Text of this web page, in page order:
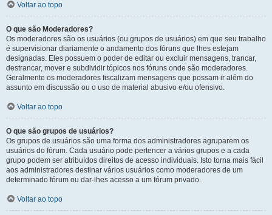
Voltar ao topo
O que são Moderadores?
Os moderadores são os usuários (ou grupos de usuários) em que seu trabalho
é supervisionar diariamente o andamento dos fóruns que lhes estejam
designadas. Eles possuem o poder de editar ou excluir mensagens, trancar,
destrancar, mover e subdividir tópicos nos fóruns onde são moderadores.
Geralmente os moderadores fiscalizam mensagens que possam ir além do
assunto em discussão ou o uso de material abusivo e/ou ofensivo.
Voltar ao topo
O que são grupos de usuários?
Os grupos de usuários são uma forma dos administradores agruparem os
usuários do fórum. Cada usuário pode pertencer a vários grupos e a cada
grupo podem ser atribuídos direitos de acesso individuais. Isto torna mais fácil
aos administradores destinar vários usuários como moderadores de um
determinado fórum ou dar-lhes acesso a um fórum privado.
Voltar ao topo